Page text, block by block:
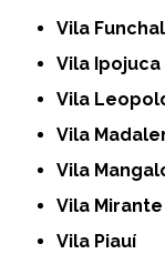
Vila Funchal
Vila Ipojuca
Vila
Vila
Vila
Vila Mirante
Vila Piauí